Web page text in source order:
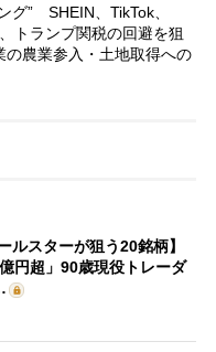
グ” SHEIN、TikTok、
トランプ関税の回避を狙
農業参入・土地取得への
ルスターが狙う20銘柄】
億円超」90歳現役トレーダ